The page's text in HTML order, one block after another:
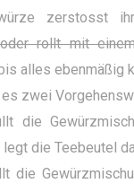
zerstosst
rollt mit
bis alles ebenmäßig
es zwei
die
legt die Teebeutel
die